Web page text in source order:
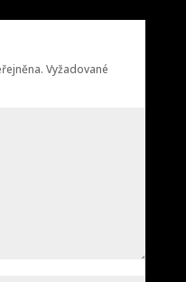
Vyžadované